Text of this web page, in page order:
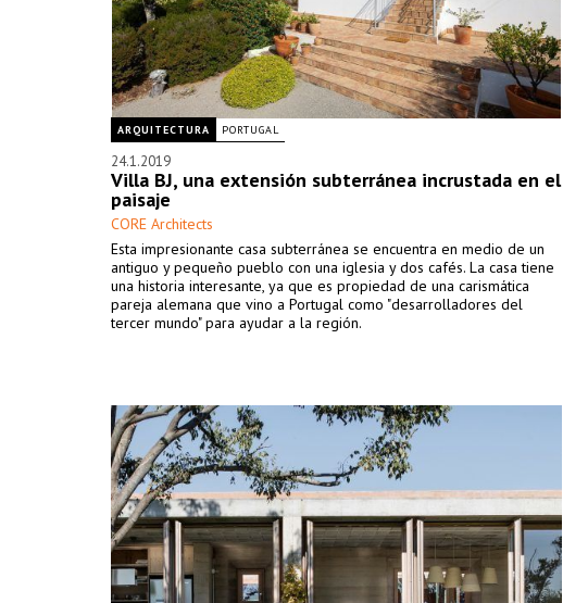
ARQUITECTURA PORTUGAL
24.1.2019
Villa BJ, una extensión subterránea incrustada en el
paisaje
CORE Architects
Esta impresionante casa subterránea se encuentra en medio de un
antiguo y pequeño pueblo con una iglesia y dos cafés. La casa tiene
una historia interesante, ya que es propiedad de una carismática
pareja alemana que vino a Portugal como "desarrolladores del
tercer mundo" para ayudar a la región.